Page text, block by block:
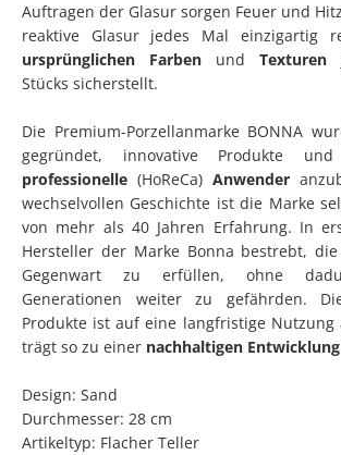
Auftragen der Glasur sorgen Feuer und
reaktive Glasur jedes Mal einzigartig
ursprünglichen Farben und Texturen
Stücks sicherstellt.
Die Premium-Porzellanmarke BONNA
gegründet, innovative Produkte
professionelle (HoReCa) Anwender
wechselvollen Geschichte ist die Marke
von mehr als 40 Jahren Erfahrung. In
Hersteller der Marke Bonna bestrebt,
Gegenwart zu erfüllen, ohne
Generationen weiter zu gefährden.
Produkte ist auf eine langfristige Nutzung
trägt so zu einer nachhaltigen Entwicklung
Design: Sand
Durchmesser: 28 cm
Artikeltyp: Flacher Teller